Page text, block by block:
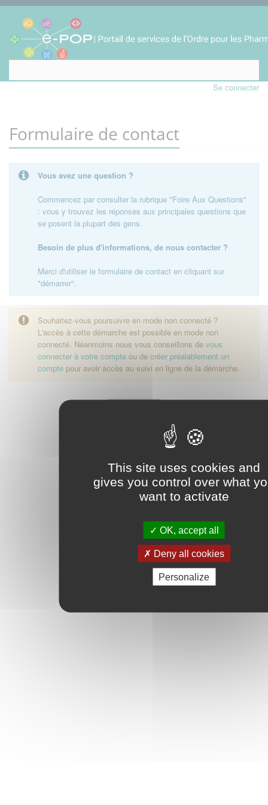
This site uses cookies and
gives you control over what
want to activate
OK, accept all
Deny all cookies
Personalize
Se connecter
Formulaire de contact
Vous avez une question ?
Commencez par consulter la rubrique "Foire Aux Questions"
: vous y trouvez les réponses aux principales questions que
se posent la plupart des gens.
Besoin de plus d'informations, de nous contacter ?
Merci d'utiliser le formulaire de contact en cliquant sur
"démarrer".
Souhaitez-vous poursuivre en mode non connecté ?
L'accès à cette démarche est possible en mode non
connecté. Néanmoins nous vous conseillons de vous
connecter à votre compte ou de créer préalablement un
compte pour avoir accès au suivi en ligne de la démarche.